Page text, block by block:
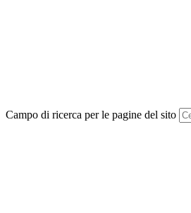
Campo di ricerca per le pagine del sito